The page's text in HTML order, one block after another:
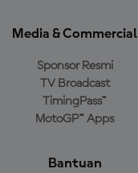
Media & Commercial
Sponsor Resmi
TV Broadcast
TimingPass™
MotoGP™ Apps
Bantuan